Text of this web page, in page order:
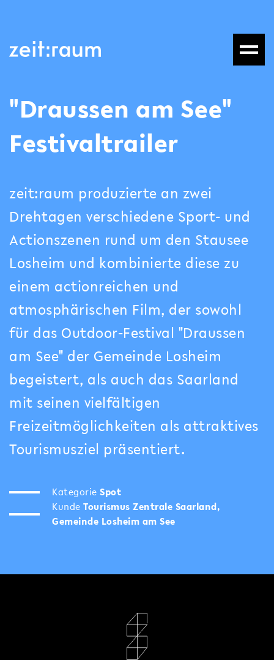
"Draussen am See"
Festivaltrailer
zeit:raum produzierte an zwei
Drehtagen verschiedene Sport- und
Actionszenen rund um den Stausee
Losheim und kombinierte diese zu
einem actionreichen und
atmosphärischen Film, der sowohl
für das Outdoor-Festival "Draussen
am See" der Gemeinde Losheim
begeistert, als auch das Saarland
mit seinen vielfältigen
Freizeitmöglichkeiten als attraktives
Tourismusziel präsentiert.
Kategorie Spot
Kunde Tourismus Zentrale Saarland,
Gemeinde Losheim am See